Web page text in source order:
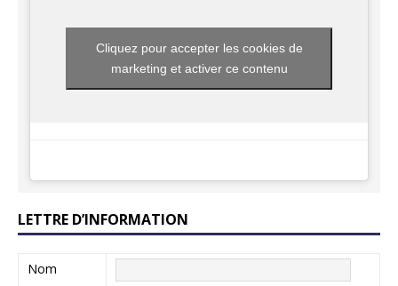
Cliquez pour accepter les cookies de
marketing et activer ce contenu
LETTRE D’INFORMATION
Nom